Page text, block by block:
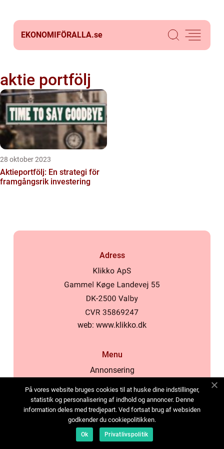
EKONOMIFÖRALLA.se
aktie portfölj
28 oktober 2023
Aktieportfölj: En strategi för
framgångsrik investering
Adress
web: www.klikko.dk
Menu
Annonsering
Cookies
Kontakta oss
Sitemap
På vores website bruges cookies til at huske dine indstillinger,
statistik og personalisering af indhold og annoncer. Denne
information deles med tredjepart. Ved fortsat brug af websiden
godkender du cookiepolitikken.
Ok Privatlivspolitik